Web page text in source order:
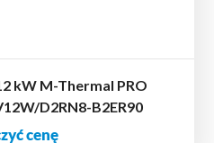
kW M-Thermal PRO
D2RN8-B2ER90
cenę